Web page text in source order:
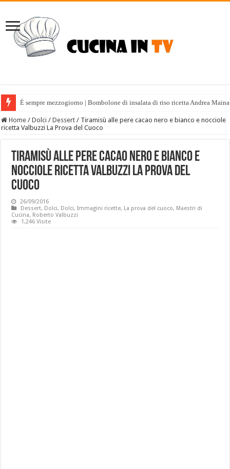
È sempre mezzogiorno | Bombolone di insalata di riso ricetta Andrea
Home / Dolci / Dessert / Tiramisù alle pere cacao nero e bianco e nocciole
ricetta Valbuzzi La Prova del Cuoco
Tiramisù alle pere cacao nero e bianco e
nocciole ricetta Valbuzzi La Prova del
Cuoco
26/09/2016
Dessert, Dolci, Dolci,Immagini ricette, La prova del cuoco, Maestri di
Cucina, Roberto Valbuzzi
1,246 Visite